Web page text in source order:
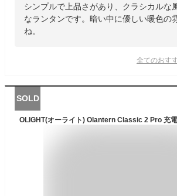
シンプルで上品さがあり、クラシカルな
なランタンです。暗い中に優しい暖色の
ね。
全てのおす
SOLD